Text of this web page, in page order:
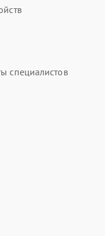
специалистов